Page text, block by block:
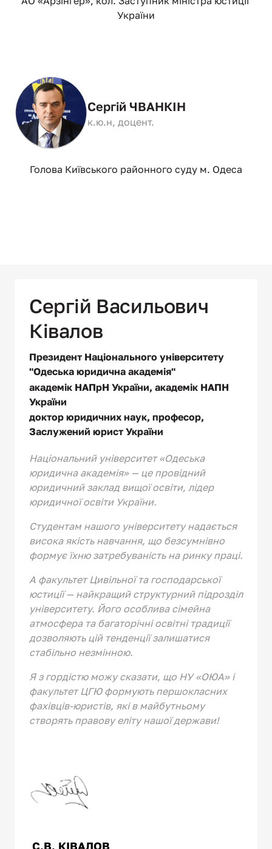
України
Сергій ЧВАНКІН
к.ю.н, доцент.
Голова Київського районного суду м. Одеса
Сергій Васильович
Ківалов
Президент Національного
"Одеська юридична академія"
академік НАПрН України, академік
України
доктор юридичних наук,
Заслужений юрист України
Національний університет «Одеська
юридична академія» — це провідний
юридичний заклад вищої освіти, лідер
юридичної освіти України.
Студентам нашого університету надається
висока якість навчання, що безсумнівно
формує їхню затребуваність на ринку праці.
А факультет Цивільної та господарської
юстиції — найкращий структурний підрозділ
університету. Його особлива сімейна
атмосфера та багаторічні освітні традиції
дозволяють цій тенденції залишатися
стабільно незмінною.
Я з гордістю можу сказати, що НУ «ОЮА» і
факультет ЦГЮ формують першокласних
фахівців-юристів, які в майбутньому
створять правову еліту нашої держави!
С.В. КІВАЛОВ